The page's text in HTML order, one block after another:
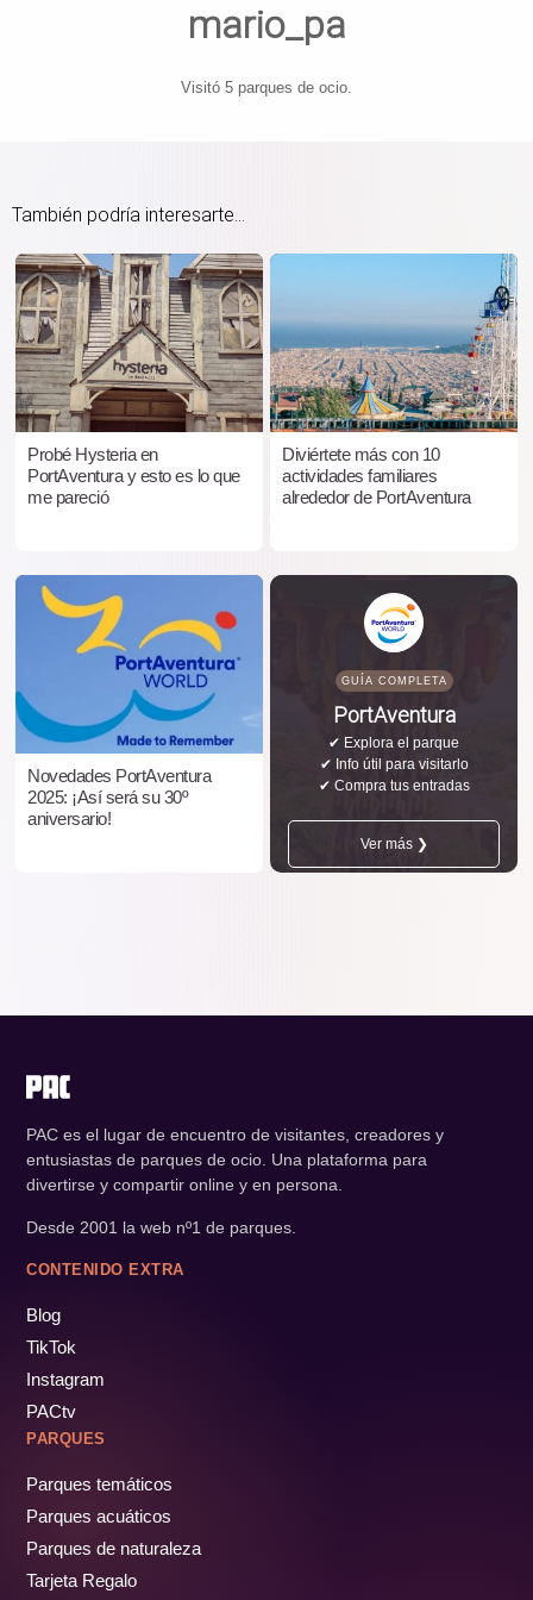
mario_pa
Visitó 5 parques de ocio.
También podría interesarte...
Probé Hysteria en
PortAventura y esto es lo que
me pareció
Diviértete más con 10
actividades familiares
alrededor de PortAventura
Novedades PortAventura
2025: ¡Así será su 30º
aniversario!
GUÍA COMPLETA
PortAventura
✔ Explora el parque
✔ Info útil para visitarlo
✔ Compra tus entradas
Ver más ❯
PAC es el lugar de encuentro de visitantes, creadores y
entusiastas de parques de ocio. Una plataforma para
divertirse y compartir online y en persona.
Desde 2001 la web nº1 de parques.
CONTENIDO EXTRA
Blog
TikTok
Instagram
PACtv
PARQUES
Parques temáticos
Parques acuáticos
Parques de naturaleza
Tarjeta Regalo